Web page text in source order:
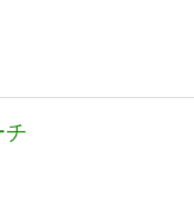
チ